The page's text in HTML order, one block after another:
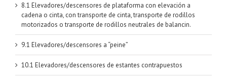
8.1 Elevadores/descensores de plataforma con elevación a
cadena o cinta, con transporte de cinta, transporte de rodillos
motorizados o transporte de rodillos neutrales de balancin.
9.1 Elevadores/descensores a “peine”
10.1 Elevadores/descensores de estantes contrapuestos